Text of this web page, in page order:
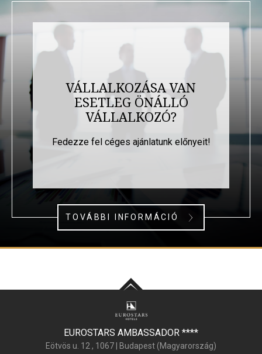
VÁLLALKOZÁSA VAN
ESETLEG ÖNÁLLÓ
VÁLLALKOZÓ?
Fedezze fel céges ajánlatunk előnyeit!
TOVÁBBI INFORMÁCIÓ
EUROSTARS AMBASSADOR ****
Eötvös u. 12 , 1067 Budapest (Magyarország)